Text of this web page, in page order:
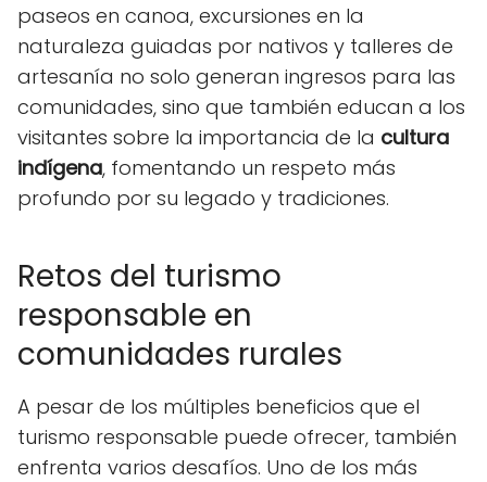
paseos en canoa, excursiones en la
naturaleza guiadas por nativos y talleres de
artesanía no solo generan ingresos para las
comunidades, sino que también educan a los
visitantes sobre la importancia de la cultura
indígena, fomentando un respeto más
profundo por su legado y tradiciones.
Retos del turismo
responsable en
comunidades rurales
A pesar de los múltiples beneficios que el
turismo responsable puede ofrecer, también
enfrenta varios desafíos. Uno de los más